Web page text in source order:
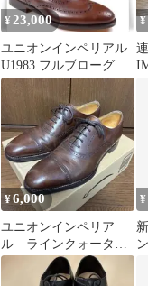
¥ 23,000
ユニオンインペリアル
U1983 フルブローグ
7.0EE
¥
¥6,000
ユニオンインペリア
ル ラインクォーター
ブローグ アノネイ
¥